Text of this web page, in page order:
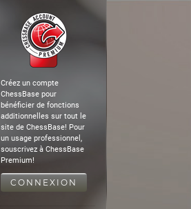
Créez un compte
ChessBase pour
bénéficier de fonctions
additionnelles sur tout le
site de ChessBase! Pour
un usage professionnel,
souscrivez à ChessBase
Premium!
CONNEXION